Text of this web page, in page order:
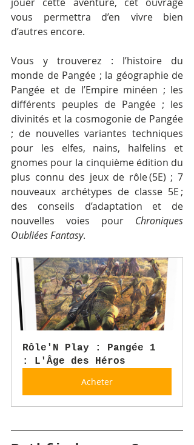
vous permettra d’en vivre bien
d’autres encore.
Vous y trouverez : l’histoire du
monde de Pangée ; la géographie de
Pangée et de l’Empire minéen ; les
différents peuples de Pangée ; les
divinités et la cosmogonie de Pangée
; de nouvelles variantes techniques
pour les elfes, nains, halfelins et
gnomes pour la cinquième édition du
plus connu des jeux de rôle (5E) ; 7
nouveaux archétypes de classe 5E ;
des conseils d’adaptation et de
nouvelles voies pour Chroniques
Oubliées Fantasy.
Rôle'N Play : Pangée 1
: L'Âge des Héros
Acheter